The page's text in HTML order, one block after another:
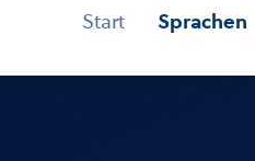
Start Sprachen